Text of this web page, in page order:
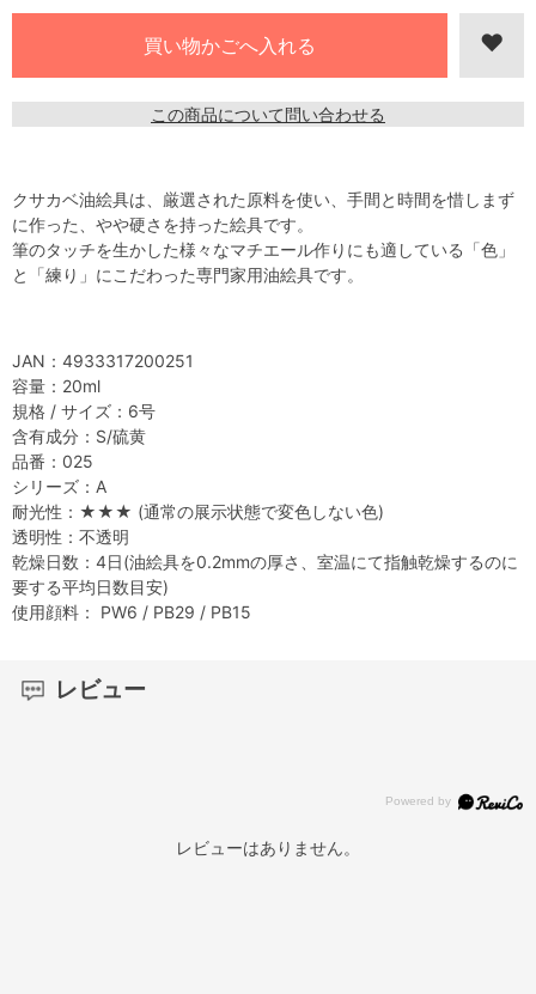
この商品について問い合わせる
クサカベ油絵具は、厳選された原料を使い、手間と時間を惜しまず
に作った、やや硬さを持った絵具です。
筆のタッチを生かした様々なマチエール作りにも適している「色」
と「練り」にこだわった専門家用油絵具です。
JAN：4933317200251
容量：20ml
規格 / サイズ：6号
含有成分：S/硫黄
品番：025
シリーズ：A
耐光性：★★★ (通常の展示状態で変色しない色)
透明性：不透明
乾燥日数：4日(油絵具を0.2mmの厚さ、室温にて指触乾燥するのに
要する平均日数目安)
使用顔料： PW6 / PB29 / PB15
レビュー
レビューはありません。